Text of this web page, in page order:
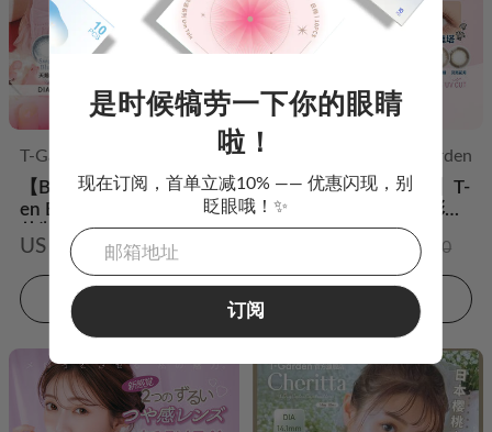
T-Garden
T-Garden
【Bambi半年抛】T-Gard
en Bambi Series半年抛2
片装彩色隐形眼镜
US $13.98 US $24.00
加入购物车
T-Garden
【FLANMY贝壳星砂】T-
Garden 日抛10片装彩色
隐形眼镜
US $24.00
加入购物车
是时候犒劳一下你的眼睛
啦！
现在订阅，首单立减10% —— 优惠闪现，别
眨眼哦！✨
订阅